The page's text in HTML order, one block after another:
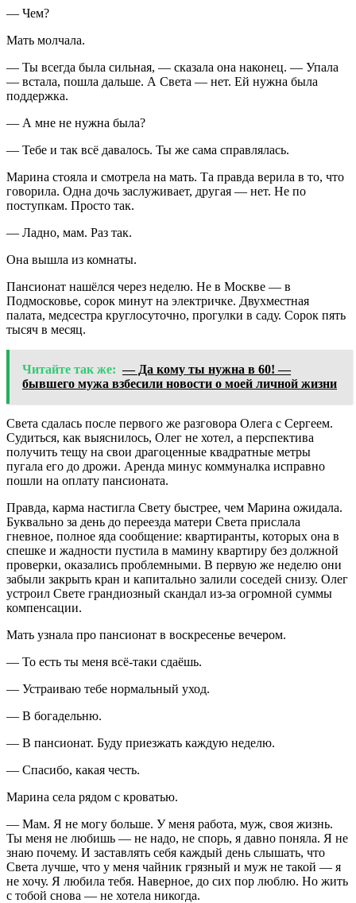
— Чем?
Мать молчала.
— Ты всегда была сильная, — сказала она наконец. — Упала
— встала, пошла дальше. А Света — нет. Ей нужна была
поддержка.
— А мне не нужна была?
— Тебе и так всё давалось. Ты же сама справлялась.
Марина стояла и смотрела на мать. Та правда верила в то, что
говорила. Одна дочь заслуживает, другая — нет. Не по
поступкам. Просто так.
— Ладно, мам. Раз так.
Она вышла из комнаты.
Пансионат нашёлся через неделю. Не в Москве — в
Подмосковье, сорок минут на электричке. Двухместная
палата, медсестра круглосуточно, прогулки в саду. Сорок пять
тысяч в месяц.
Читайте так же: — Да кому ты нужна в 60! —
бывшего мужа взбесили новости о моей личной жизни
Света сдалась после первого же разговора Олега с Сергеем.
Судиться, как выяснилось, Олег не хотел, а перспектива
получить тещу на свои драгоценные квадратные метры
пугала его до дрожи. Аренда минус коммуналка исправно
пошли на оплату пансионата.
Правда, карма настигла Свету быстрее, чем Марина ожидала.
Буквально за день до переезда матери Света прислала
гневное, полное яда сообщение: квартиранты, которых она в
спешке и жадности пустила в мамину квартиру без должной
проверки, оказались проблемными. В первую же неделю они
забыли закрыть кран и капитально залили соседей снизу. Олег
устроил Свете грандиозный скандал из-за огромной суммы
компенсации.
Мать узнала про пансионат в воскресенье вечером.
— То есть ты меня всё-таки сдаёшь.
— Устраиваю тебе нормальный уход.
— В богадельню.
— В пансионат. Буду приезжать каждую неделю.
— Спасибо, какая честь.
Марина села рядом с кроватью.
— Мам. Я не могу больше. У меня работа, муж, своя жизнь.
Ты меня не любишь — не надо, не спорь, я давно поняла. Я не
знаю почему. И заставлять себя каждый день слышать, что
Света лучше, что у меня чайник грязный и муж не такой — я
не хочу. Я любила тебя. Наверное, до сих пор люблю. Но жить
с тобой снова — не хотела никогда.